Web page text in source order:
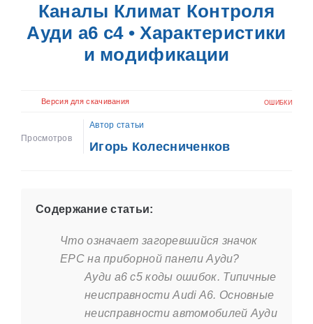
Каналы Климат Контроля
Ауди а6 с4 • Характеристики
и модификации
Версия для скачивания ОШИБКИ
Просмотров
Автор статьи
Игорь Колесниченков
Содержание статьи:
Что означает загоревшийся значок
ЕРС на приборной панели Ауди?
Ауди а6 с5 коды ошибок. Типичные
неисправности Audi A6. Основные
неисправности автомобилей Ауди